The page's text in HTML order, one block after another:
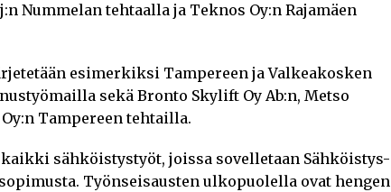
Nummelan tehtaalla ja Teknos Oy:n Rajamäen
esimerkiksi Tampereen ja Valkeakosken
sekä Bronto Skylift Oy Ab:n, Metso
Tampereen tehtailla.
sähköistystyöt, joissa sovelletaan Sähköistys-
Työnseisausten ulkopuolella ovat hengen